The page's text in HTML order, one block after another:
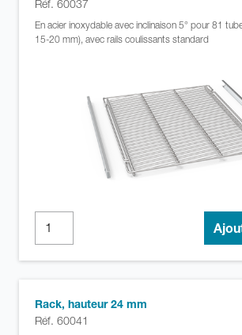
Réf. 60037
En acier inoxydable avec inclinaison 5° pour 81
15-20 mm), avec rails coulissants standard
Rack, hauteur 24 mm
Réf. 60041